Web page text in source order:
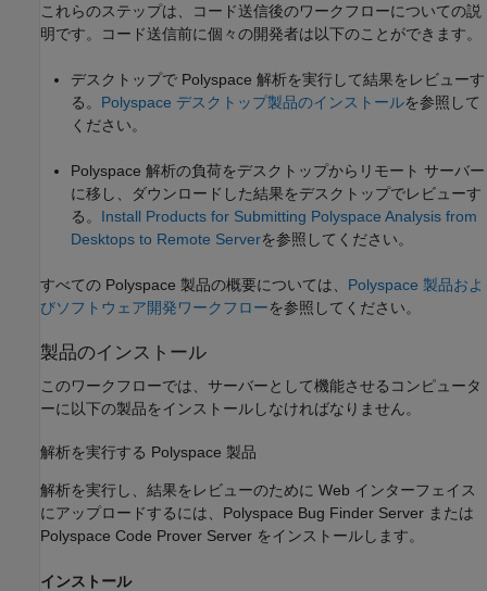
これらのステップは、コード送信後のワークフローについての説
明です。コード送信前に個々の開発者は以下のことができます。
デスクトップで Polyspace 解析を実行して結果をレビューす
る。 Polyspace デスクトップ製品のインストールを参照して
ください。
Polyspace 解析の負荷をデスクトップからリモート サーバー
に移し、ダウンロードした結果をデスクトップでレビューす
る。 Install Products for Submitting Polyspace Analysis from
Desktops to Remote Serverを参照してください。
すべての Polyspace 製品の概要については、 Polyspace 製品およ
びソフトウェア開発ワークフローを参照してください。
製品のインストール
このワークフローでは、サーバーとして機能させるコンピュータ
ーに以下の製品をインストールしなければなりません。
解析を実行する Polyspace 製品
解析を実行し、結果をレビューのために Web インターフェイス
にアップロードするには、 Polyspace Bug Finder Server または
Polyspace Code Prover Server をインストールします。
インストール